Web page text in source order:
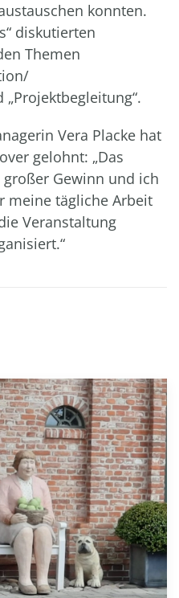
konnten.
diskutierten
Themen
Vera Placke hat
gelohnt: „Das
Gewinn und ich
meine tägliche Arbeit
Veranstaltung